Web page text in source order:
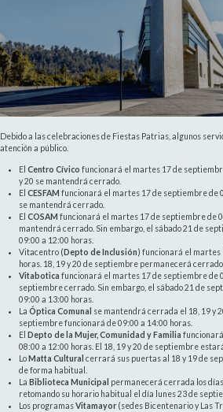
Debido a las celebraciones de Fiestas Patrias, algunos
atención a público.
El Centro Cívico funcionará el martes 17 de
y 20 se mantendrá cerrado.
El CESFAM funcionará el martes 17 de septiembre de
se mantendrá cerrado.
El COSAM funcionará el martes 17 de septiembre de
mantendrá cerrado. Sin embargo, el sábado 21 de
09:00 a 12:00 horas.
Vitacentro (Depto de Inclusión) funcionará el martes
horas. 18, 19 y 20 de septiembre permanecerá cerrado.
Vitabotica funcionará el martes 17 de septiembre de
septiembre cerrado. Sin embargo, el sábado 21 de
09:00 a 13:00 horas.
La Óptica Comunal se mantendrá cerrada el 18, 19 y
septiembre funcionará de 09:00 a 14:00 horas.
El Depto de la Mujer, Comunidad y Familia
08:00 a 12:00 horas. El 18, 19 y 20 de septiembre
LoMatta Cultural cerrará sus puertas al 18 y 19 de
de forma habitual.
La Biblioteca Municipal permanecerá cerrada los
retomando su horario habitual el día lunes 23 de
Los programasVitamayor (sedes Bicentenario y Las